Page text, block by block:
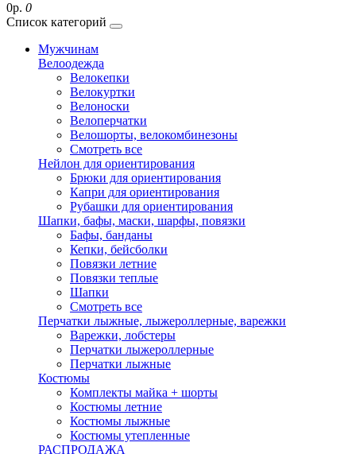
0р. 0
Список категорий
Мужчинам
Велоодежда
Велокепки
Велокуртки
Велоноски
Велоперчатки
Велошорты, велокомбинезоны
Смотреть все
Нейлон для ориентирования
Брюки для ориентирования
Капри для ориентирования
Рубашки для ориентирования
Шапки, бафы, маски, шарфы, повязки
Бафы, банданы
Кепки, бейсболки
Повязки летние
Повязки теплые
Шапки
Смотреть все
Перчатки лыжные, лыжероллерные, варежки
Варежки, лобстеры
Перчатки лыжероллерные
Перчатки лыжные
Костюмы
Комплекты майка + шорты
Костюмы летние
Костюмы лыжные
Костюмы утепленные
РАСПРОДАЖА